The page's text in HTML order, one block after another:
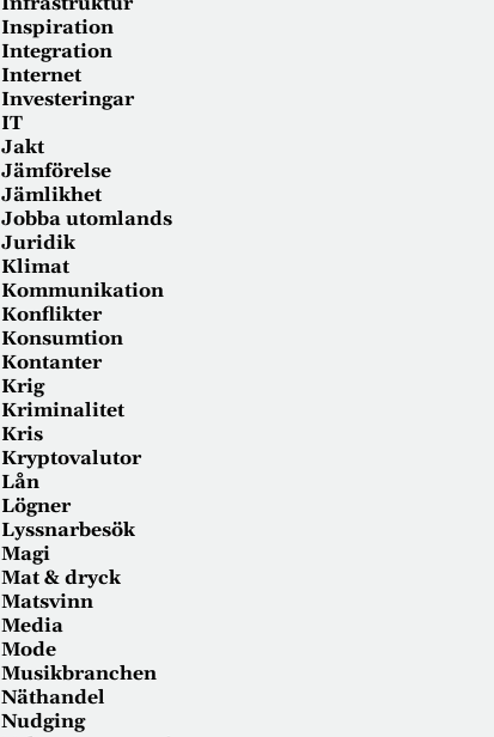
Inspiration
Integration
Internet
Investeringar
IT
Jakt
Jämförelse
Jämlikhet
Jobba utomlands
Juridik
Klimat
Kommunikation
Konflikter
Konsumtion
Kontanter
Krig
Kriminalitet
Kris
Kryptovalutor
Lån
Lögner
Lyssnarbesök
Magi
Mat & dryck
Matsvinn
Media
Mode
Musikbranchen
Näthandel
Nudging